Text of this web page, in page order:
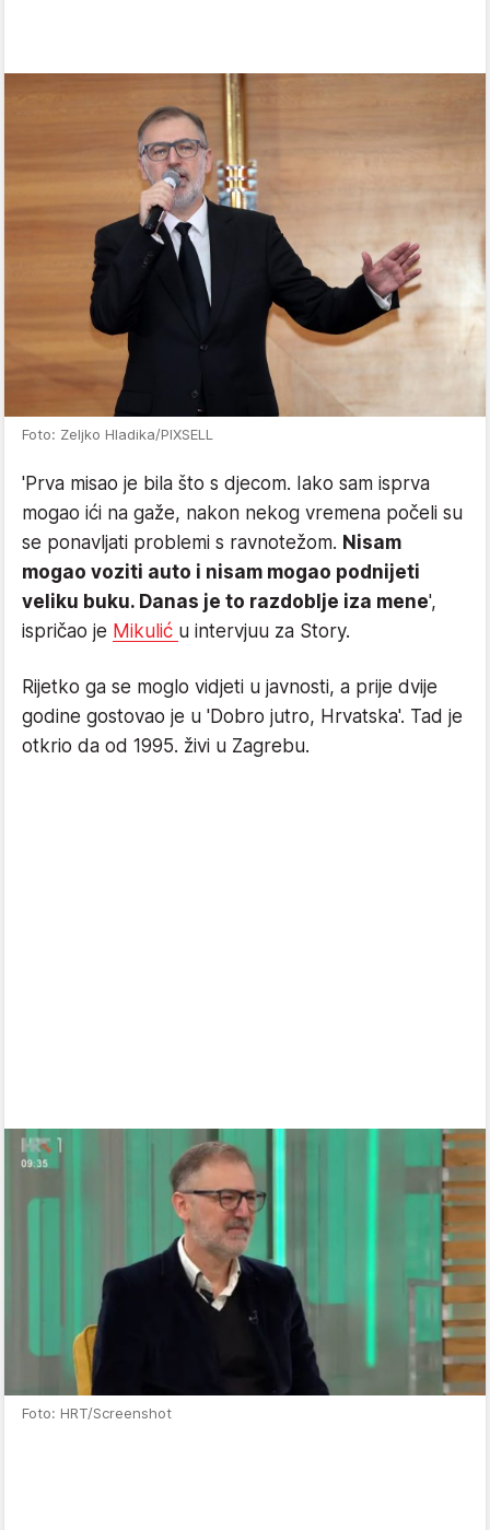
Foto: Zeljko Hladika/PIXSELL
'Prva misao je bila što s djecom. Iako sam isprva
mogao ići na gaže, nakon nekog vremena počeli su
se ponavljati problemi s ravnotežom. Nisam
mogao voziti auto i nisam mogao podnijeti
veliku buku. Danas je to razdoblje iza mene',
ispričao je Mikulić u intervjuu za Story.
Rijetko ga se moglo vidjeti u javnosti, a prije dvije
godine gostovao je u 'Dobro jutro, Hrvatska'. Tad je
otkrio da od 1995. živi u Zagrebu.
Foto: HRT/Screenshot